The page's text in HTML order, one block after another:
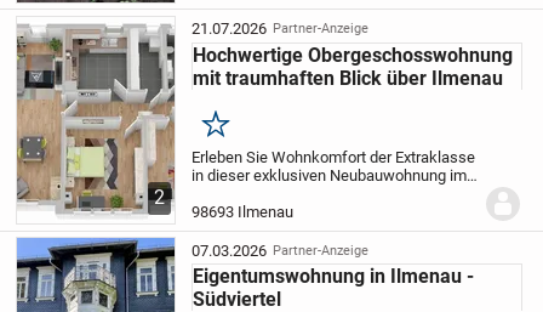
Einheiten angeboten. Hier verbindet sich
eine einladende...
2
21.07.2026 Partner-Anzeige
Hochwertige Obergeschosswohnung
mit traumhaften Blick über Ilmenau
Merken
Erleben Sie Wohnkomfort der Extraklasse
in dieser exklusiven Neubauwohnung im
2026. Mit ca. 106 m² Wohnfläche und 3
Zimmern bietet diese Wohnung
großzügigen Raum...
98693 Ilmenau
07.03.2026 Partner-Anzeige
Eigentumswohnung in Ilmenau -
Südviertel